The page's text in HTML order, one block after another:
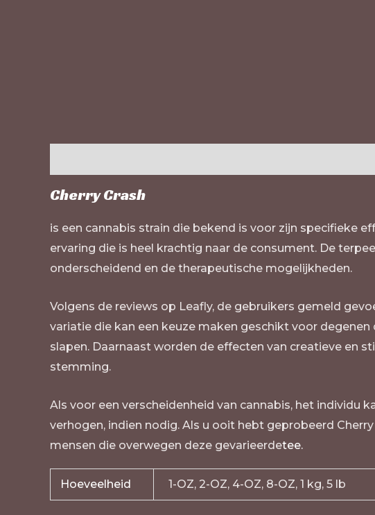
Cherry Crash
is een cannabis strain die bekend is voor zijn specifieke
ervaring die is heel krachtig naar de consument. De
onderscheidend en de therapeutische mogelijkheden.
Volgens de reviews op Leafly, de gebruikers gemeld
variatie die kan een keuze maken geschikt voor
slapen. Daarnaast worden de effecten van creatieve en
stemming.
Als voor een verscheidenheid van cannabis, het individu
verhogen, indien nodig. Als u ooit hebt geprobeerd
mensen die overwegen deze gevarieerdetee.
Hoeveelheid 1-OZ, 2-OZ, 4-OZ, 8-OZ, 1 kg, 5 lb